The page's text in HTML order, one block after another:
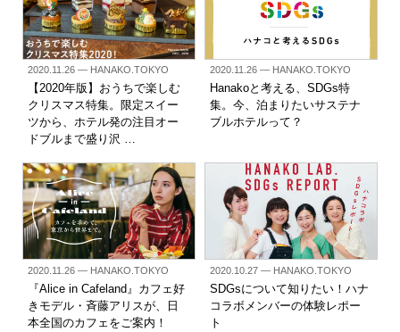
2020.11.26— HANAKO.TOKYO
【2020年版】おうちで楽しむ
クリスマス特集。限定スイー
ツから、ホテル発の注目オー
ドブルまで盛り沢 …
2020.11.26— HANAKO.TOKYO
Hanakoと考える、SDGs特
集。今、泊まりたいサステナ
ブルホテルって？
2020.11.26— HANAKO.TOKYO
『Alice in Cafeland』カフェ好
きモデル・斉藤アリスが、日
本全国のカフェをご案内！
2020.10.27— HANAKO.TOKYO
SDGsについて知りたい！ハナ
コラボメンバーの体験レポー
ト